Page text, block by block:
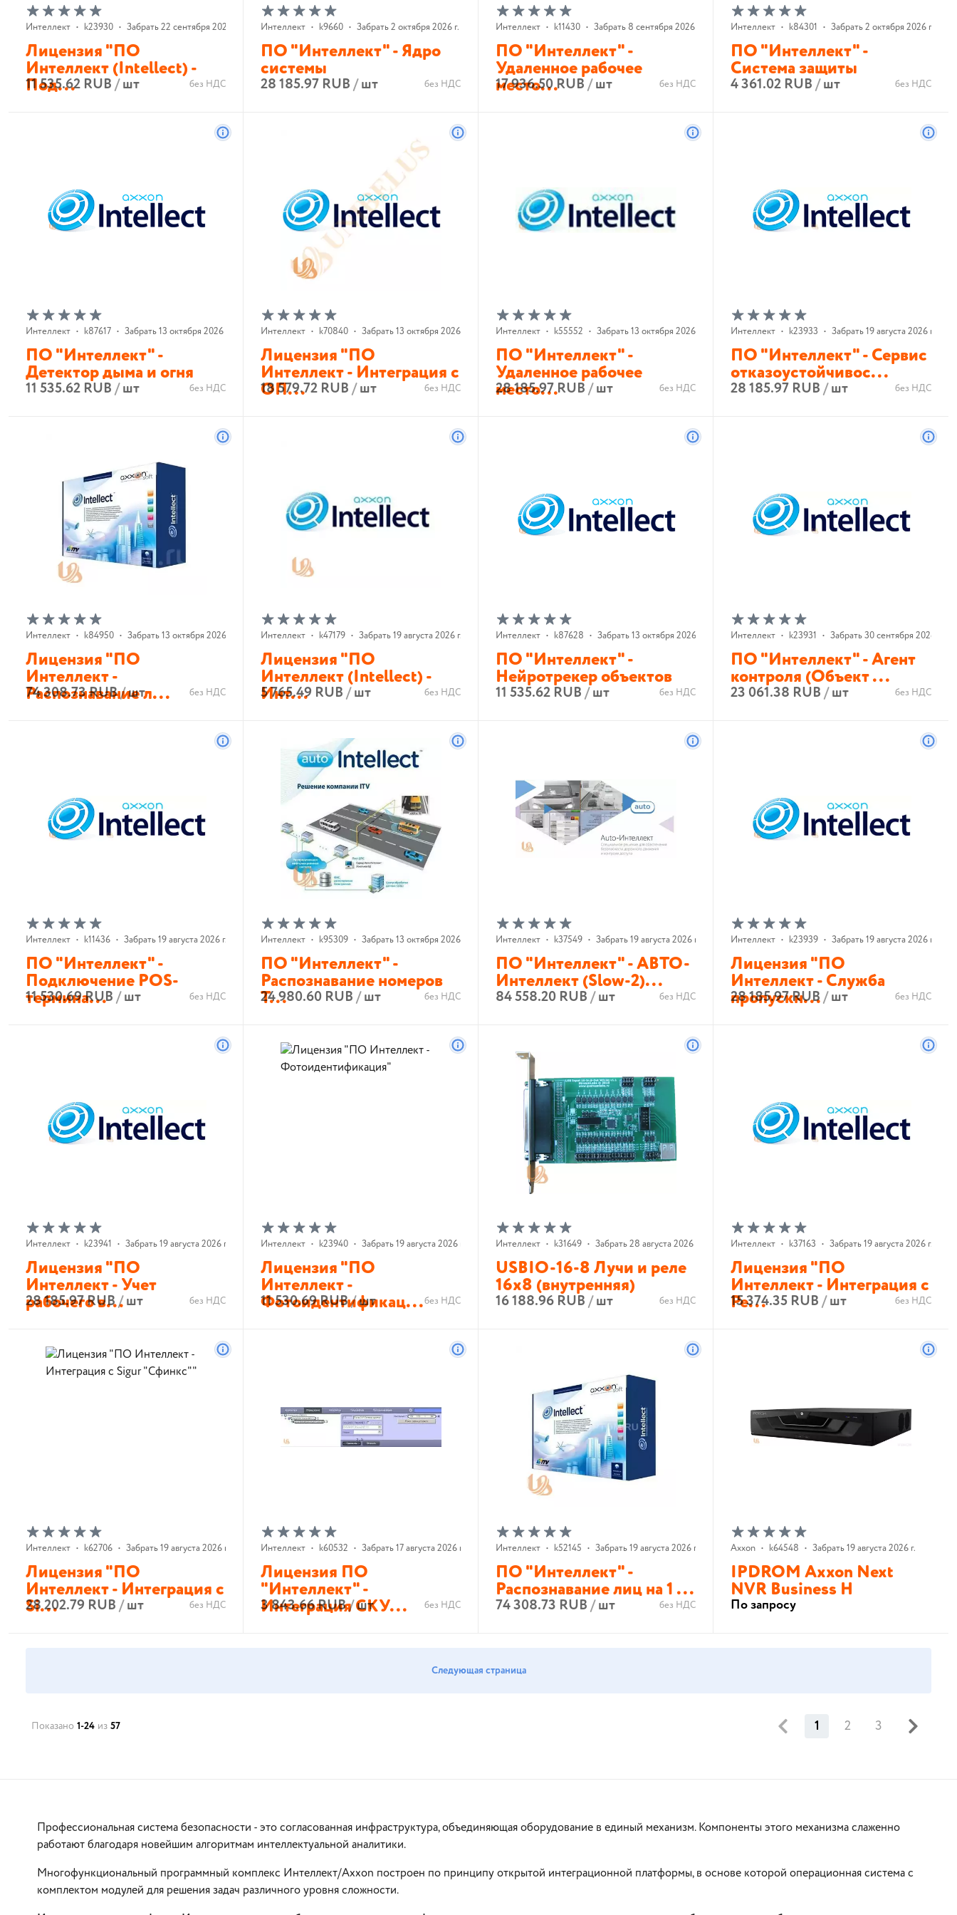
Интеллект • k23930 • Забрать 22 сентября 2026 г.
Лицензия "ПО
Интеллект (Intellect) -
Под...
11 535.62 RUB/шт без НДС
В корзину
Интеллект • k9660 • Забрать 2 октября 2026 г.
ПО "Интеллект" - Ядро
системы
28 185.97 RUB/шт без НДС
В корзину
Интеллект • k11430 • Забрать 8 сентября 2026 г.
ПО "Интеллект" -
Удаленное рабочее
место...
17 936.50 RUB/шт без НДС
В корзину
Интеллект • k84301 • Забрать 2 октября 2026 г.
ПО "Интеллект" -
Система защиты
4 361.02 RUB/шт без НДС
В корзину
Интеллект • k87617 • Забрать 13 октября 2026 г.
ПО "Интеллект" -
Детектор дыма и огня
11 535.62 RUB/шт без НДС
В корзину
Интеллект • k70840 • Забрать 13 октября 2026 г.
Лицензия "ПО
Интеллект - Интеграция с
ОП...
18 579.72 RUB/шт без НДС
В корзину
Интеллект • k55552 • Забрать 13 октября 2026 г.
ПО "Интеллект" -
Удаленное рабочее
место...
28 185.97 RUB/шт без НДС
В корзину
Интеллект • k23933 • Забрать 19 августа 2026 г.
ПО "Интеллект" - Сервис
отказоустойчивос...
28 185.97 RUB/шт без НДС
В корзину
Интеллект • k84950 • Забрать 13 октября 2026 г.
Лицензия "ПО
Интеллект -
Распознавание л...
74 308.73 RUB/шт без НДС
В корзину
Интеллект • k47179 • Забрать 19 августа 2026 г.
Лицензия "ПО
Интеллект (Intellect) -
Инт...
5 765.49 RUB/шт без НДС
В корзину
Интеллект • k87628 • Забрать 13 октября 2026 г.
ПО "Интеллект" -
Нейротрекер объектов
11 535.62 RUB/шт без НДС
В корзину
Интеллект • k23931 • Забрать 30 сентября 2026 г.
ПО "Интеллект" - Агент
контроля (Объект ...
23 061.38 RUB/шт без НДС
В корзину
Интеллект • k11436 • Забрать 19 августа 2026 г.
ПО "Интеллект" -
Подключение POS-
термина...
11 530.69 RUB/шт без НДС
В корзину
Интеллект • k95309 • Забрать 13 октября 2026 г.
ПО "Интеллект" -
Распознавание номеров
Т...
24 980.60 RUB/шт без НДС
В корзину
Интеллект • k37549 • Забрать 19 августа 2026 г.
ПО "Интеллект" - АВТО-
Интеллект (Slow-2)...
84 558.20 RUB/шт без НДС
В корзину
Интеллект • k23939 • Забрать 19 августа 2026 г.
Лицензия "ПО
Интеллект - Служба
пропускн...
28 185.97 RUB/шт без НДС
В корзину
Интеллект • k23941 • Забрать 19 августа 2026 г.
Лицензия "ПО
Интеллект - Учет
рабочего в...
28 185.97 RUB/шт без НДС
В корзину
Интеллект • k23940 • Забрать 19 августа 2026 г.
Лицензия "ПО
Интеллект -
Фотоидентификац...
11 530.69 RUB/шт без НДС
В корзину
Интеллект • k31649 • Забрать 28 августа 2026 г.
USBIO-16-8 Лучи и реле
16x8 (внутренняя)
16 188.96 RUB/шт без НДС
В корзину
Интеллект • k37163 • Забрать 19 августа 2026 г.
Лицензия "ПО
Интеллект - Интеграция с
Pe...
15 374.35 RUB/шт без НДС
Интеллект • k62706 • Забрать 19 августа 2026 г.
Лицензия "ПО
Интеллект - Интеграция с
Si...
28 202.79 RUB/шт без НДС
Интеллект • k60532 • Забрать 17 августа 2026 г.
Лицензия ПО
"Интеллект" -
Интеграция СКУ...
3 843.66 RUB/шт без НДС
Интеллект • k52145 • Забрать 19 августа 2026 г.
ПО "Интеллект" -
Распознавание лиц на 1 ...
74 308.73 RUB/шт без НДС
Axxon • k64548 • Забрать 19 августа 2026 г.
IPDROM Axxon Next
NVR Business H
По запросу
Следующая страница
Показано 1-24 из 57 1 2 3
Профессиональная система безопасности - это согласованная инфраструктура, объединяющая оборудование в единый механизм. Компоненты этого механизма слаженно
работают благодаря новейшим алгоритмам интеллектуальной аналитики.
Многофункциональный программный комплекс Интеллект/Axxon построен по принципу открытой интеграционной платформы, в основе которой операционная система с
комплектом модулей для решения задач различного уровня сложности.